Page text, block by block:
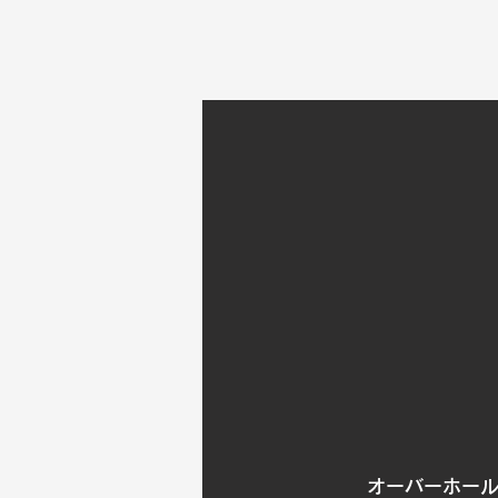
オーバーホー